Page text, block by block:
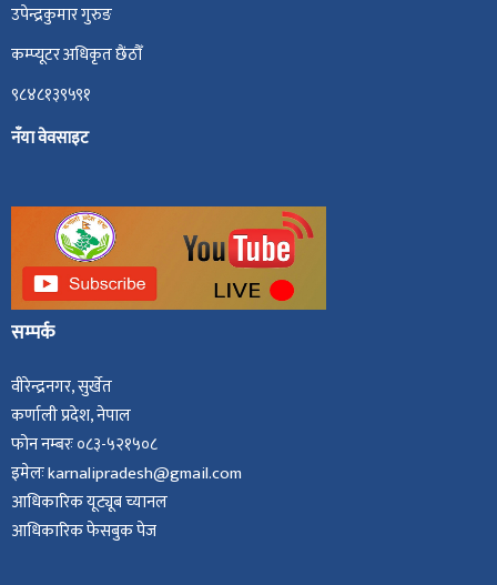
उपेन्द्रकुमार गुरुङ
कम्प्यूटर अधिकृत छैंठौँ
९८४८१३९५९१
नँया वेवसाइट
सम्पर्क
वीरेन्द्रनगर, सुर्खेत
कर्णाली प्रदेश, नेपाल
फोन नम्बरः ०८३-५२१५०८
इमेलः karnalipradesh@gmail.com
आधिकारिक यूट्यूब च्यानल
आधिकारिक फेसबुक पेज